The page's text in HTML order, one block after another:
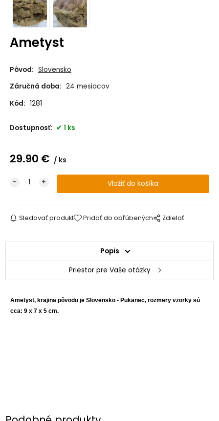
Ametyst
Pôvod: Slovensko
Záručná doba: 24 mesiacov
Kód: 1281
Dostupnosť: 1 ks
29.90 € ks
Sledovať produkt Pridať do obľúbených Zdielať
Popis
Priestor pre Vaše otázky
Ametyst, krajina pôvodu je Slovensko - Pukanec, rozmery vzorky sú
cca: 9 x 7 x 5 cm.